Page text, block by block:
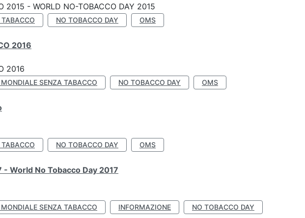
2015 - WORLD NO-TOBACCO DAY 2015
NO TOBACCO DAY OMS
2016
2016
SENZA TABACCO NO TOBACCO DAY OMS
NO TOBACCO DAY OMS
World No Tobacco Day 2017
SENZA TABACCO INFORMAZIONE
NO TOBACCO DAY